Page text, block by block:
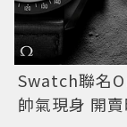
Swatch聯名
帥氣現身 開